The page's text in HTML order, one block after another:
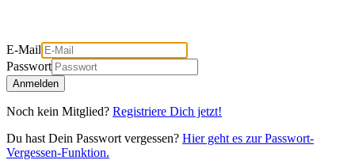
E-Mail
Passwort
Anmelden
Noch kein Mitglied? Registriere Dich jetzt!
Du hast Dein Passwort vergessen? Hier geht es zur Passwort-
Vergessen-Funktion.